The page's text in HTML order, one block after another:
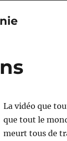
La vidéo que
que tout le
meurt tous de